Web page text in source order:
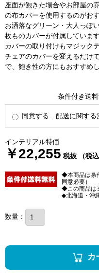
座面が飽きた場合やお部屋の
の布カバーを使用するのがおす
お洒落なグリーン・大人っぽ
枚ものカバーが付属しています
カバーの取り付けもマジック
チェアのカバーを変えるだけ
で、飽き性の方にもおすすめ
条件付き送
同意する…配送に関する
インテリアル特価
￥22,255 税抜 （税
◆本商品は条
同意必要）
◆この商品は
◆北海道・沖
数量：
カ